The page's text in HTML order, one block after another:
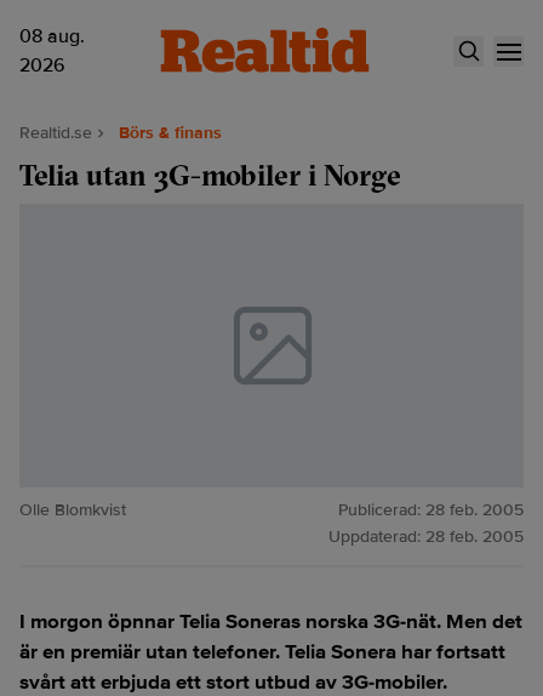
08 aug.
2026
Realtid.se Börs & finans
Telia utan 3G-mobiler i Norge
Olle Blomkvist Publicerad: 28 feb. 2005
Uppdaterad: 28 feb. 2005
I morgon öpnnar Telia Soneras norska 3G-nät. Men det
är en premiär utan telefoner. Telia Sonera har fortsatt
svårt att erbjuda ett stort utbud av 3G-mobiler.